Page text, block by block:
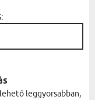
leggyorsabban,